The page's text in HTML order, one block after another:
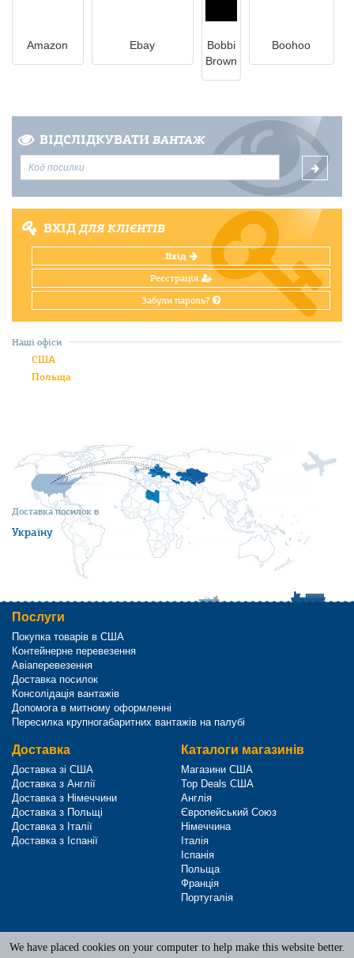
Amazon Ebay
Bobbi
Brown
Boohoo
ВІДСЛІДКУВАТИ ВАНТАЖ
ВХІДДЛЯ КЛІЄНТІВ
Вхід
Реєстрація
Забули пароль?
Доставка посилок в
Україну
Наші офіси
США
Польща
Послуги
Покупка товарів в США
Контейнерне перевезення
Авіаперевезення
Доставка посилок
Консолідація вантажів
Допомога в митному оформленні
Пересилка крупногабаритних вантажів на палубі
Доставка
Доставка зі США
Доставка з Англії
Доставка з Німеччини
Доставка з Польщі
Доставка з Італії
Доставка з Іспанії
Каталоги магазинів
Магазини США
Top Deals США
Англія
Європейський Союз
Німеччина
Італія
Іспанія
Польща
Франція
Португалія
Terms of Service Privacy Policy
We have placed cookies on your computer to help make this website better.